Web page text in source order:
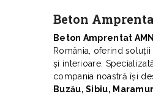
Beton
Beton Amprentat AMN
România, oferind
și interioare.
compania noastră își
Buzău, Sibiu,